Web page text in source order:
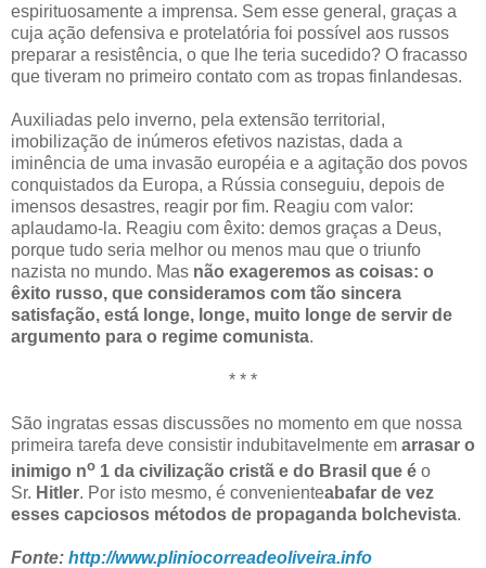
espirituosamente a imprensa. Sem esse general, graças a
cuja ação defensiva e protelatória foi possível aos russos
preparar a resistência, o que lhe teria sucedido? O fracasso
que tiveram no primeiro contato com as tropas finlandesas.
Auxiliadas pelo inverno, pela extensão territorial,
imobilização de inúmeros efetivos nazistas, dada a
iminência de uma invasão européia e a agitação dos povos
conquistados da Europa, a Rússia conseguiu, depois de
imensos desastres, reagir por fim. Reagiu com valor:
aplaudamo-la. Reagiu com êxito: demos graças a Deus,
porque tudo seria melhor ou menos mau que o triunfo
nazista no mundo. Mas não exageremos as coisas: o
êxito russo, que consideramos com tão sincera
satisfação, está longe, longe, muito longe de servir de
argumento para o regime comunista.
* * *
São ingratas essas discussões no momento em que nossa
primeira tarefa deve consistir indubitavelmente em arrasar o
inimigo no 1 da civilização cristã e do Brasil que é o
Sr. Hitler. Por isto mesmo, é convenienteabafar de vez
esses capciosos métodos de propaganda bolchevista.
Fonte: http://www.pliniocorreadeoliveira.info